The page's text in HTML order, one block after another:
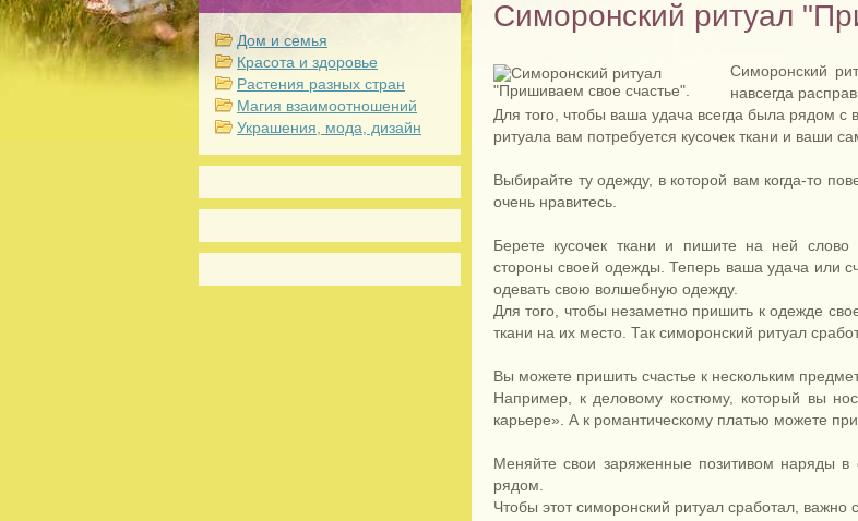
Симоронский ритуал
Симоронский
навсегда
Для того, чтобы ваша удача всегда была рядом
ритуала вам потребуется кусочек ткани и ваши
Выбирайте ту одежду, в которой вам когда-то
очень нравитесь.
Берете кусочек ткани и пишите на ней
стороны своей одежды. Теперь ваша удача или
одевать свою волшебную одежду.
Для того, чтобы незаметно пришить к одежде
ткани на их место. Так симоронский ритуал
Вы можете пришить счастье к нескольким
Например, к деловому костюму, который вы
карьере». А к романтическому платью можете
Меняйте свои заряженные позитивом наряды в
рядом.
Чтобы этот симоронский ритуал сработал, важно
Дом и семья
Красота и здоровье
Растения разных стран
Магия взаимоотношений
Украшения, мода, дизайн